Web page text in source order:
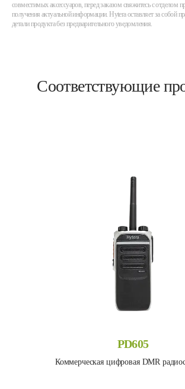
совместимых аксессуаров, перед заказом свяжитесь с отделом
получения актуальной информации. Hytera оставляет за собой
детали продукта без предварительного уведомления.
Соответствующие
PD605
Коммерческая цифровая DMR